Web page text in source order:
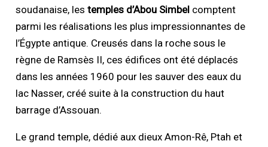
soudanaise, les temples d’Abou Simbel comptent
parmi les réalisations les plus impressionnantes de
l’Égypte antique. Creusés dans la roche sous le
règne de Ramsès II, ces édifices ont été déplacés
dans les années 1960 pour les sauver des eaux du
lac Nasser, créé suite à la construction du haut
barrage d’Assouan.
Le grand temple, dédié aux dieux Amon-Rê, Ptah et